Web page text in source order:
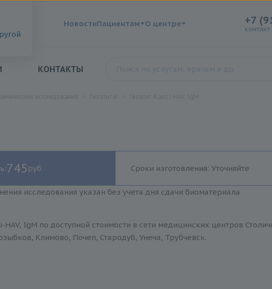
НовостиПациентам О центре +7
КОНТАКТЫ
745 руб. Сроки изготовления: Уточняйте
исследования указан без учета дня сдачи биоматериала
HAV, IgM по доступной стоимости в сети медицинских центров
Климово, Почеп, Стародуб, Унеча, Трубчевск.